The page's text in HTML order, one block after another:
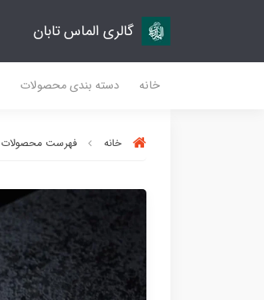
گالری الماس تابان
خانه دسته بندی محصولات
خانه فهرست محصولات